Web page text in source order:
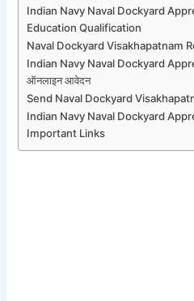
Indian Navy Naval Dockyard
Education Qualification
Naval Dockyard Visakhapatnam
Indian Navy Naval Dockyard
ऑनलाइन आवेदन
Send Naval Dockyard
Indian Navy Naval Dockyard
Important Links